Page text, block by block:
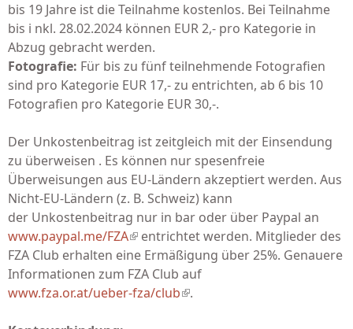
bis 19 Jahre ist die Teilnahme kostenlos. Bei Teilnahme
bis i nkl. 28.02.2024 können EUR 2,- pro Kategorie in
Abzug gebracht werden.
Fotografie: Für bis zu fünf teilnehmende Fotografien
sind pro Kategorie EUR 17,- zu entrichten, ab 6 bis 10
Fotografien pro Kategorie EUR 30,-.
Der Unkostenbeitrag ist zeitgleich mit der Einsendung
zu überweisen . Es können nur spesenfreie
Überweisungen aus EU-Ländern akzeptiert werden. Aus
Nicht-EU-Ländern (z. B. Schweiz) kann
der Unkostenbeitrag nur in bar oder über Paypal an
www.paypal.me/FZA(link is external)
entrichtet werden. Mitglieder des
FZA Club erhalten eine Ermäßigung über 25%. Genauere
Informationen zum FZA Club auf
www.fza.or.at/ueber-fza/club(link is external)
.